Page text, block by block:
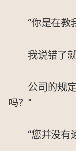
“你是在教
我说错了
公司的规
吗？”
“您并没有